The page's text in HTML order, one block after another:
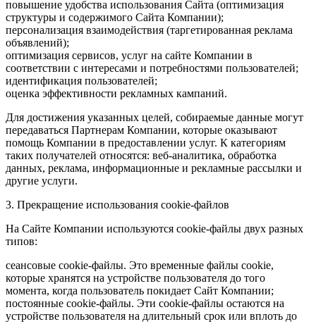
повышение удобства использования Сайта (оптимизация
структуры и содержимого Сайта Компании);
персонализация взаимодействия (таргетированная реклама
объявлений);
оптимизация сервисов, услуг на сайте Компании в
соответствии с интересами и потребностями пользователей;
идентификация пользователей;
оценка эффективности рекламных кампаний.
Для достижения указанных целей, собираемые данные могут
передаваться Партнерам Компании, которые оказывают
помощь Компании в предоставлении услуг. К категориям
таких получателей относятся: веб-аналитика, обработка
данных, реклама, информационные и рекламные рассылки и
другие услуги.
3. Прекращение использования cookie-файлов
На Сайте Компании используются cookie-файлы двух разных
типов:
сеансовые cookie-файлы. Это временные файлы cookie,
которые хранятся на устройстве пользователя до того
момента, когда пользователь покидает Сайт Компании;
постоянные cookie-файлы. Эти cookie-файлы остаются на
устройстве пользователя на длительный срок или вплоть до